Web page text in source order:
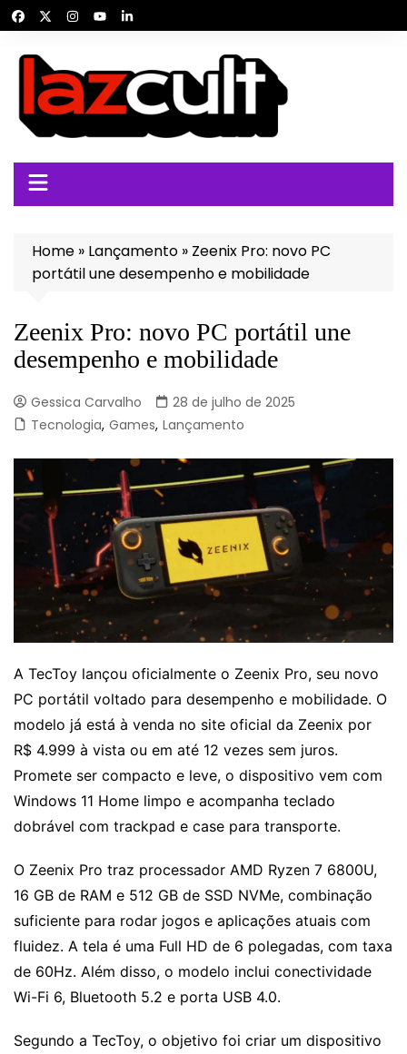
para
conteúdo
Home » Lançamento » Zeenix Pro: novo PC
portátil une desempenho e mobilidade
Zeenix Pro: novo PC portátil une
desempenho e mobilidade
Gessica Carvalho
28 de julho de 2025
Tecnologia, Games, Lançamento
A TecToy lançou oficialmente o Zeenix Pro, seu novo
PC portátil voltado para desempenho e mobilidade. O
modelo já está à venda no site oficial da Zeenix por
R$ 4.999 à vista ou em até 12 vezes sem juros.
Promete ser compacto e leve, o dispositivo vem com
Windows 11 Home limpo e acompanha teclado
dobrável com trackpad e case para transporte.
O Zeenix Pro traz processador AMD Ryzen 7 6800U,
16 GB de RAM e 512 GB de SSD NVMe, combinação
suficiente para rodar jogos e aplicações atuais com
fluidez. A tela é uma Full HD de 6 polegadas, com taxa
de 60Hz. Além disso, o modelo inclui conectividade
Wi-Fi 6, Bluetooth 5.2 e porta USB 4.0.
Segundo a TecToy, o objetivo foi criar um dispositivo